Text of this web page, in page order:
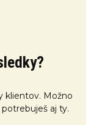
klientov. Možno
aj ty.